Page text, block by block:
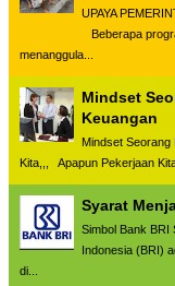
UPAYA
Beberapa program
menanggula...
Mindset
Keuangan
Mindset
Kita,,, Apapun Pekerjaan
Syarat
Simbol Bank
Indonesia (BRI)
di...